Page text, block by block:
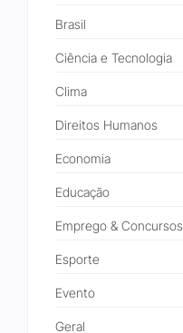
Brasil
Ciência e Tecnologia
Clima
Direitos Humanos
Economia
Educação
Emprego & Concursos
Esporte
Evento
Geral